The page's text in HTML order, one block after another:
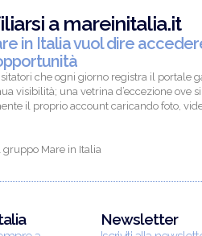
a mareinitalia.it
in Italia vuol dire
che ogni giorno registra il portale
visibilità; una vetrina d’eccezione ove
il proprio account caricando foto,
Mare in Italia
Newsletter